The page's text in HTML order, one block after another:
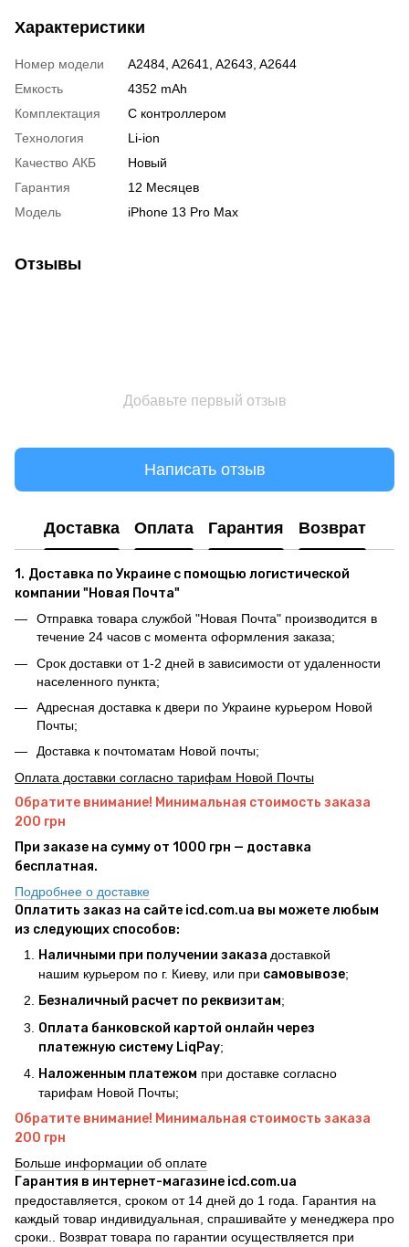
Характеристики
Номер модели
A2484, A2641, A2643, A2644
Емкость
4352 mAh
Комплектация
С контроллером
Технология
Li-ion
Качество АКБ
Новый
Гарантия
12 Месяцев
Модель
iPhone 13 Pro Max
Отзывы
Добавьте первый отзыв
Написать отзыв
Доставка Оплата Гарантия Возврат
1. Доставка по Украине с помощью логистической
компании "Новая Почта"
Отправка товара службой "Новая Почта" производится в
течение 24 часов с момента оформления заказа;
Срок доставки от 1-2 дней в зависимости от удаленности
населенного пункта;
Адресная доставка к двери по Украине курьером Новой
Почты;
Доставка к почтоматам Новой почты;
Оплата доставки согласно тарифам Новой Почты
Обратите внимание! Минимальная стоимость заказа
200 грн
При заказе на сумму от 1000 грн — доставка
бесплатная.
Подробнее о доставке
Оплатить заказ на сайте icd.com.ua вы можете любым
из следующих способов:
Наличными при получении заказа доставкой
нашим курьером по г. Киеву, или при самовывозе;
Безналичный расчет по реквизитам;
Оплата банковской картой онлайн через
платежную систему LiqPay;
Наложенным платежом при доставке согласно
тарифам Новой Почты;
Обратите внимание! Минимальная стоимость заказа
200 грн
Больше информации об оплате
Гарантия в интернет-магазине icd.com.ua
предоставляется, сроком от 14 дней до 1 года. Гарантия на
каждый товар индивидуальная, спрашивайте у менеджера про
сроки.. Возврат товара по гарантии осуществляется при